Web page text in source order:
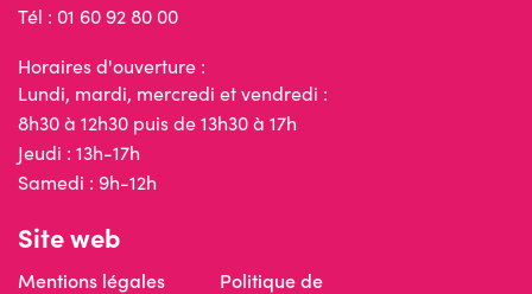
Tél : 01 60 92 80 00
Horaires d'ouverture :
Lundi, mardi, mercredi et vendredi :
8h30 à 12h30 puis de 13h30 à 17h
Jeudi : 13h-17h
Samedi : 9h-12h
Site web
Mentions légales
Politique de